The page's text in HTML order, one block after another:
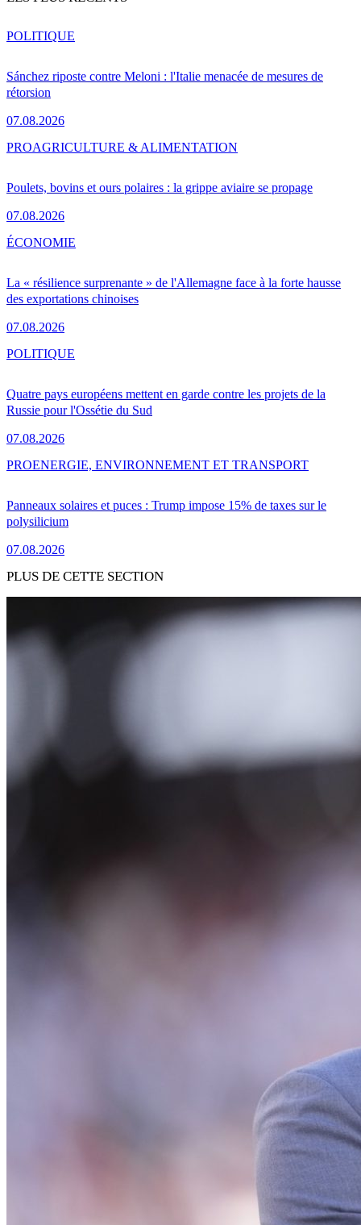
Sánchez riposte contre Meloni : l'Italie menacée de mesures de
rétorsion
07.08.2026
POLITIQUE
Poulets, bovins et ours polaires : la grippe aviaire se propage
07.08.2026
PROAGRICULTURE & ALIMENTATION
La « résilience surprenante » de l'Allemagne face à la forte hausse
des exportations chinoises
07.08.2026
ÉCONOMIE
Quatre pays européens mettent en garde contre les projets de la
Russie pour l'Ossétie du Sud
07.08.2026
POLITIQUE
Panneaux solaires et puces : Trump impose 15% de taxes sur le
polysilicium
07.08.2026
PROENERGIE, ENVIRONNEMENT ET TRANSPORT
PLUS DE CETTE SECTION